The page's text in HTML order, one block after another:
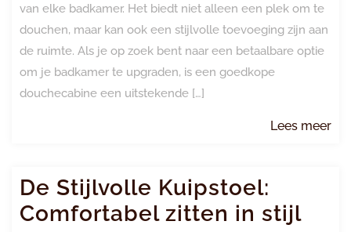
van elke badkamer. Het biedt niet alleen een plek om te
douchen, maar kan ook een stijlvolle toevoeging zijn aan
de ruimte. Als je op zoek bent naar een betaalbare optie
om je badkamer te upgraden, is een goedkope
douchecabine een uitstekende […]
Lees meer
De Stijlvolle Kuipstoel:
Comfortabel zitten in stijl